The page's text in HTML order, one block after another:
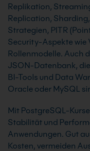
Replikation,
Replication,
Strategien, PITR
Security-Aspekte wie
Rollenmodelle. Auch
JSON-Datenbank,
BI-Tools und Data
Oracle oder MySQL
Mit PostgreSQL-
Stabilität und
Anwendungen. Gut
Kosten, vermeiden